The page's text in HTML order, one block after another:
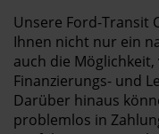
Unsere Ford-Transit
Ihnen nicht nur ein
auch die
Finanzierungs- und
Darüber hinaus
problemlos in